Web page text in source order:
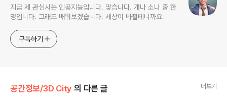
지금 제 관심사는 인공지능입니다. 맞습니다. 개나 소나 중 한
명입니다. 그래도 배워보겠습니다. 세상이 바뀔테니까요.
구독하기
공간정보/3D City 의 다른 글 더보기